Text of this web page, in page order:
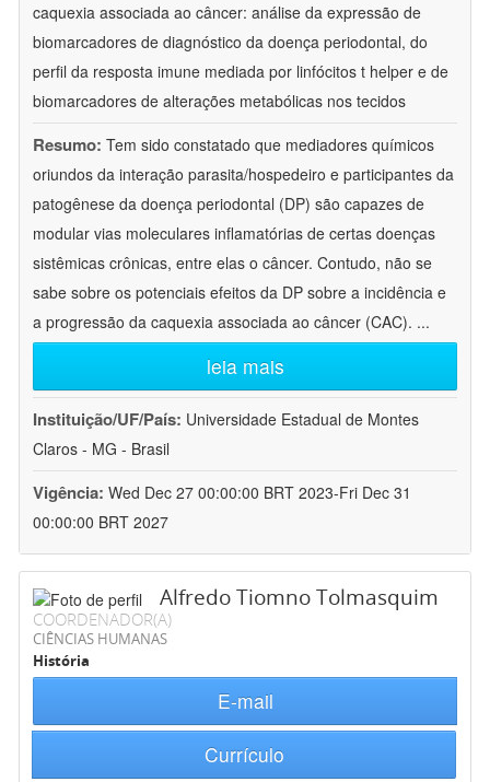
caquexia associada ao câncer: análise da expressão de
biomarcadores de diagnóstico da doença periodontal, do
perfil da resposta imune mediada por linfócitos t helper e de
biomarcadores de alterações metabólicas nos tecidos
Resumo: Tem sido constatado que mediadores químicos
oriundos da interação parasita/hospedeiro e participantes da
patogênese da doença periodontal (DP) são capazes de
modular vias moleculares inflamatórias de certas doenças
sistêmicas crônicas, entre elas o câncer. Contudo, não se
sabe sobre os potenciais efeitos da DP sobre a incidência e
a progressão da caquexia associada ao câncer (CAC). ...
leia mais
Instituição/UF/País: Universidade Estadual de Montes
Claros - MG - Brasil
Vigência: Wed Dec 27 00:00:00 BRT 2023-Fri Dec 31
00:00:00 BRT 2027
Alfredo Tiomno Tolmasquim
COORDENADOR(A)
CIÊNCIAS HUMANAS
História
E-mail
Currículo